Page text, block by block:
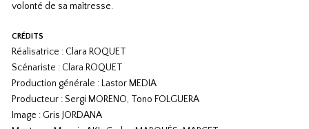
volonté de sa maîtresse.
CRÉDITS
Réalisatrice : Clara ROQUET
Scénariste : Clara ROQUET
Production générale : Lastor MEDIA
Producteur : Sergi MORENO, Tono FOLGUERA
Image : Gris JORDANA